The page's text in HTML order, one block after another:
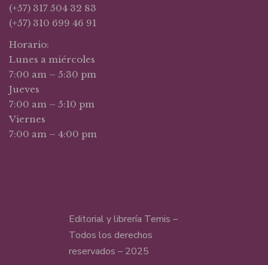
(+57) 317 504 32 83
(+57) 310 699 46 91
Horario:
Lunes a miércoles
7:00 am – 5:30 pm
Jueves
7:00 am – 5:10 pm
Viernes
7:00 am – 4:00 pm
Editorial y librería Temis –
Todos los derechos
reservados – 2025